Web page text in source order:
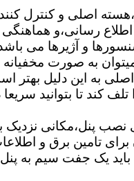
اصلی و کنترل
رسانی،و
و آژیرها می
به این دلیل بهتر
کند تا بتوانید
نصب پنل،مکانی نزدیک
تامین برق و
یک جفت سیم به